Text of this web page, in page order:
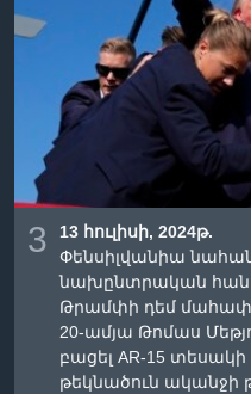
3
13 հուլիսի, 2024թ.
Փենսիլվանիա
նախընտրական
Թրամփի դեմ
20-ամյա Թոմաս
բացել AR-15
թեկնածուն ականջի